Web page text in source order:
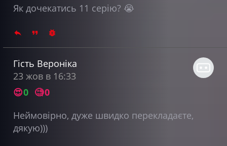
Як дочекатись 11 серію? 😭
Гість Вероніка
23 жов в 16:33
😍0 🧐0
Неймовірно, дуже швидко перекладаєте,
дякую)))